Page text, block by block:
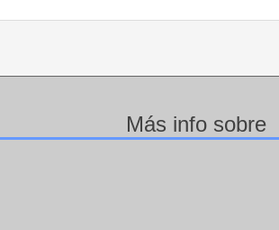
Más info sobre